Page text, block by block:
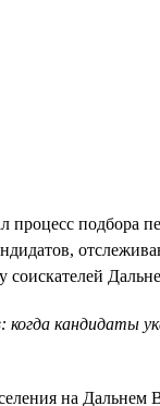
подбора
кандидаты
на